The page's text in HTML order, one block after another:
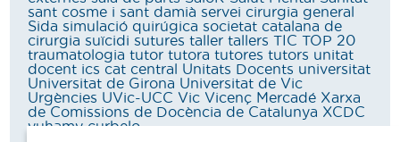
sant cosme i sant damià servei cirurgia general
Sida simulació quirúgica societat catalana de
cirurgia suïcidi sutures taller tallers TIC TOP 20
traumatologia tutor tutora tutores tutors unitat
docent ics cat central
Unitats Docents universitat
Universitat de Girona Universitat de Vic
Urgències UVic-UCC Vic Vicenç Mercadé Xarxa
de Comissions de Docència de Catalunya XCDC
yuhamy curbelo